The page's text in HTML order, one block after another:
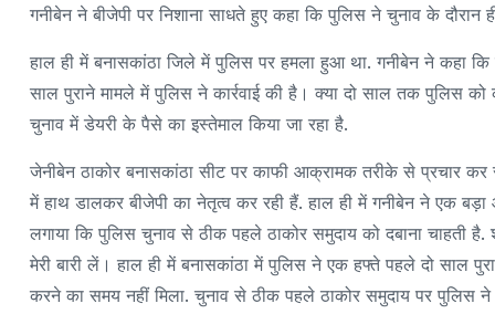
गनीबेन ने बीजेपी पर निशाना साधते हुए कहा कि पुलिस ने चुनाव के दौरान
हाल ही में बनासकांठा जिले में पुलिस पर हमला हुआ था. गनीबेन ने कहा
साल पुराने मामले में पुलिस ने कार्रवाई की है। क्या दो साल तक पुलिस
चुनाव में डेयरी के पैसे का इस्तेमाल किया जा रहा है.
जेनीबेन ठाकोर बनासकांठा सीट पर काफी आक्रामक तरीके से प्रचार कर
में हाथ डालकर बीजेपी का नेतृत्व कर रही हैं. हाल ही में गनीबेन ने एक
लगाया कि पुलिस चुनाव से ठीक पहले ठाकोर समुदाय को दबाना चाहती
मेरी बारी लें। हाल ही में बनासकांठा में पुलिस ने एक हफ्ते पहले दो साल
करने का समय नहीं मिला. चुनाव से ठीक पहले ठाकोर समुदाय पर पुलिस